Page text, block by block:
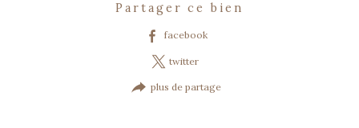
partager ce bien
facebook
twitter
plus de partage